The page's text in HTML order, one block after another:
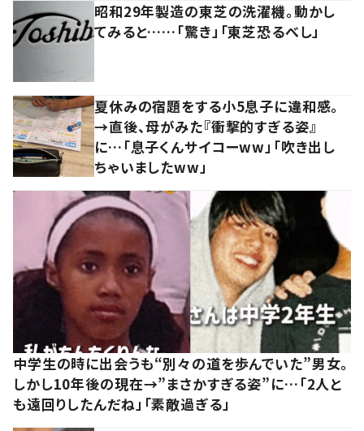
昭和29年製造の東芝の洗濯機。動かし
てみると……「驚き」「東芝恐るべし」
夏休みの宿題をする小5息子に違和感。
→直後、母がみた『衝撃的すぎる姿』
に…「息子くんサイコーww」「吹き出し
ちゃいましたww」
中学生の時に出会うも“別々の道を歩んでいた”男女。
しかし10年後の現在→”まさかすぎる姿”に…「2人と
も遠回りしたんだね」「素敵過ぎる」